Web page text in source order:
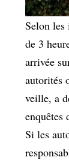
Selon
de 3
arrivée
autorités
veille, a
enquêtes
Si les